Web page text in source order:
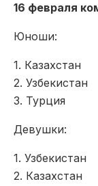
16 февраля
Юноши:
1. Казахстан
2. Узбекистан
3. Турция
Девушки:
1. Узбекистан
2. Казахстан